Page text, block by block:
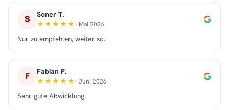
S Soner T.
· Mai 2026
Nur zu empfehlen, weiter so.
F Fabian P.
· Juni 2026
Sehr gute Abwicklung.